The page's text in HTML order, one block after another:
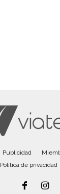
Publicidad
Política de privacidad